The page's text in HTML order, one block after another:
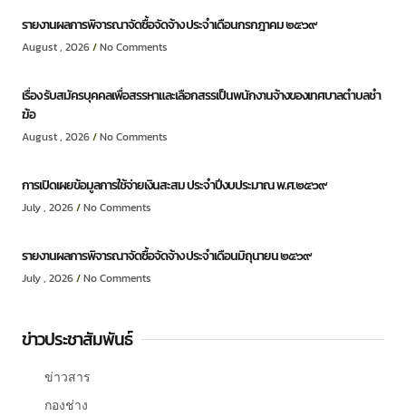
รายงานผลการพิจารณาจัดซื้อจัดจ้าง ประจำเดือนกรกฎาคม ๒๕๖๙
August , 2026 No Comments
เรื่อง รับสมัครบุคคลเพื่อสรรหาและเลือกสรรเป็นพนักงานจ้างของเทศบาลตำบลชำ
ฆ้อ
August , 2026 No Comments
การเปิดเผยข้อมูลการใช้จ่ายเงินสะสม ประจำปีงบประมาณ พ.ศ.๒๕๖๙
July , 2026 No Comments
รายงานผลการพิจารณาจัดซื้อจัดจ้าง ประจำเดือนมิถุนายน ๒๕๖๙
July , 2026 No Comments
ข่าวประชาสัมพันธ์
ข่าวสาร
กองช่าง